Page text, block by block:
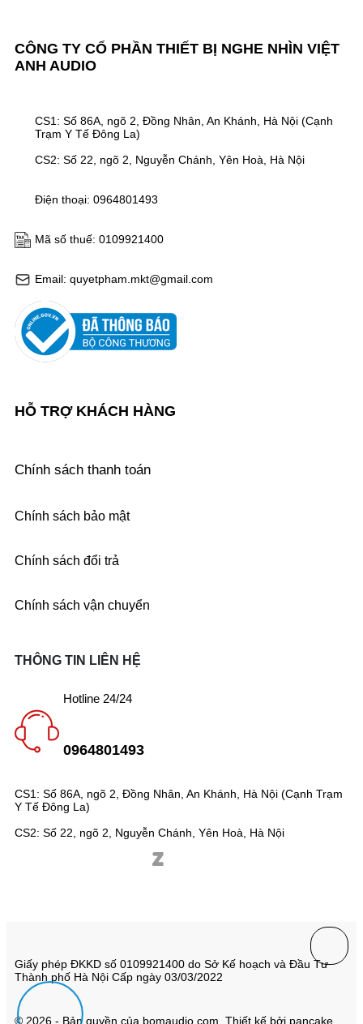
CÔNG TY CỔ PHẦN THIẾT BỊ NGHE NHÌN VIỆT
ANH AUDIO
Email: quyetpham.mkt@gmail.com
Mã số thuế: 0109921400
Điện thoại: 0964801493
CS1: Số 86A, ngõ 2, Đồng Nhân, An Khánh, Hà Nội (Cạnh
Trạm Y Tế Đông La)
CS2: Số 22, ngõ 2, Nguyễn Chánh, Yên Hoà, Hà Nội
HỖ TRỢ KHÁCH HÀNG
Chính sách thanh toán
Chính sách bảo mật
Chính sách đổi trả
Chính sách vận chuyển
CS1: Số 86A, ngõ 2, Đồng Nhân, An Khánh, Hà Nội (Cạnh Trạm
Y Tế Đông La)
CS2: Số 22, ngõ 2, Nguyễn Chánh, Yên Hoà, Hà Nội
THÔNG TIN LIÊN HỆ
Hotline 24/24
0964801493
Giấy phép ĐKKD số 0109921400 do Sở Kế hoạch và Đầu Tư
Thành phố Hà Nội Cấp ngày 03/03/2022
© 2026 - Bản quyền của bomaudio.com. Thiết kế bởi pancake